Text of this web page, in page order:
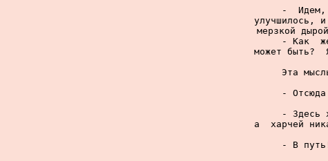
-
улучшилось,
мерзкой
- Как
может быть?
Эта
-
- Здесь
а  харчей
- В